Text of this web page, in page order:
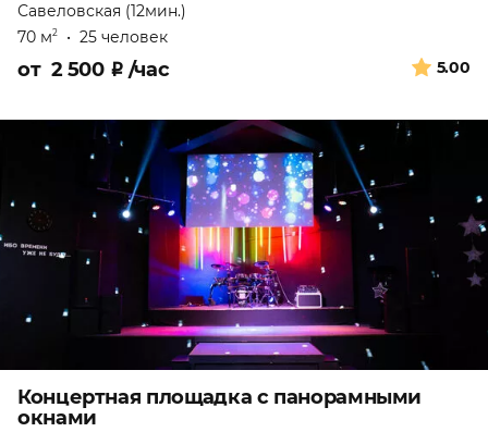
Савеловская (12мин.)
70 м2 • 25 человек
5.00
от 2 500 ₽ /час
Концертная площадка с панорамными
окнами